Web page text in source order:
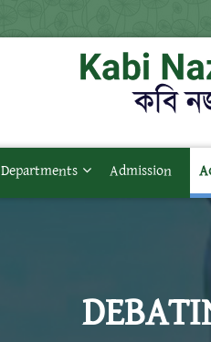
Departments Admission